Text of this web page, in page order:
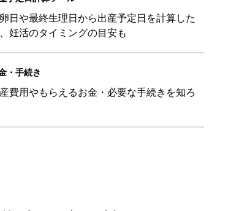
も [赤ちゃんの名づけ・命名]
の実例も [赤ちゃんの名づけ・命名]
も [赤ちゃんの名づけ・命名]